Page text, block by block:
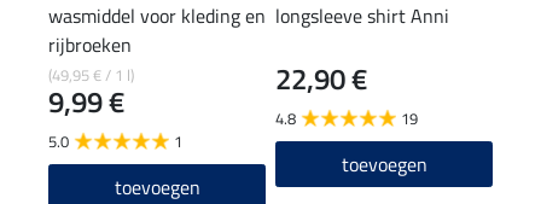
wasmiddel voor kleding en
rijbroeken
(49,95 € / 1 l)
9,99 €
5.0 1
toevoegen
longsleeve shirt Anni
22,90 €
4.8 19
toevoegen